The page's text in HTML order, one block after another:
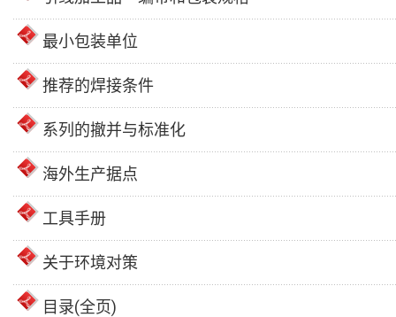
最小包装单位
推荐的焊接条件
系列的撤并与标准化
海外生产据点
工具手册
关于环境对策
目录(全页)